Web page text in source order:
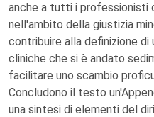
anche a tutti i professionisti
nell'ambito della giustizia
contribuire alla definizione
cliniche che si è andato
facilitare uno scambio
Concludono il testo
una sintesi di elementi del